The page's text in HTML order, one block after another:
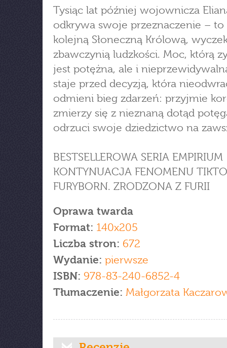
Tysiąc lat później wojownicza
odkrywa swoje przeznaczenie – to
kolejną Słoneczną Królową,
zbawczynią ludzkości. Moc, którą
jest potężna, ale i
staje przed decyzją, która
odmieni bieg zdarzeń: przyjmie
zmierzy się z nieznaną dotąd
odrzuci swoje dziedzictwo na
BESTSELLEROWA SERIA EMPIRIUM
KONTYNUACJA FENOMENU
FURYBORN. ZRODZONA Z FURII
Oprawa twarda
Format: 140x205
Liczba stron: 672
Wydanie: pierwsze
ISBN: 978-83-240-6852-4
Tłumaczenie: Małgorzata